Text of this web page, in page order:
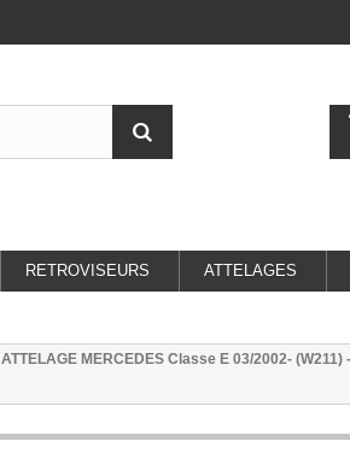
RETROVISEURS ATTELAGES
ATTELAGE MERCEDES Classe E 03/2002-